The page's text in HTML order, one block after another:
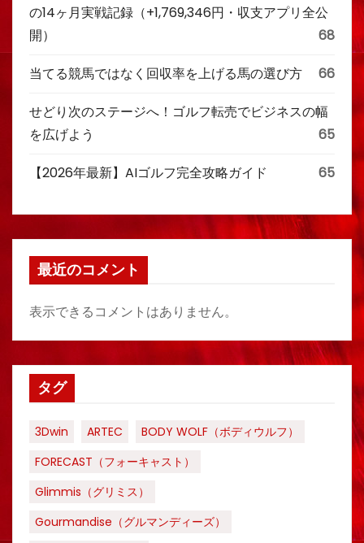
の14ヶ月実戦記録（+1,769,346円・収支アプリ全公
開）
68
当てる競馬ではなく回収率を上げる馬の選び方 66
せどり次のステージへ！ゴルフ転売でビジネスの幅
を広げよう
65
【2026年最新】AIゴルフ完全攻略ガイド 65
最近のコメント
表示できるコメントはありません。
タグ
3Dwin ARTEC
BODY WOLF（ボディウルフ）
FORECAST（フォーキャスト）
Glimmis（グリミス）
Gourmandise（グルマンディーズ）